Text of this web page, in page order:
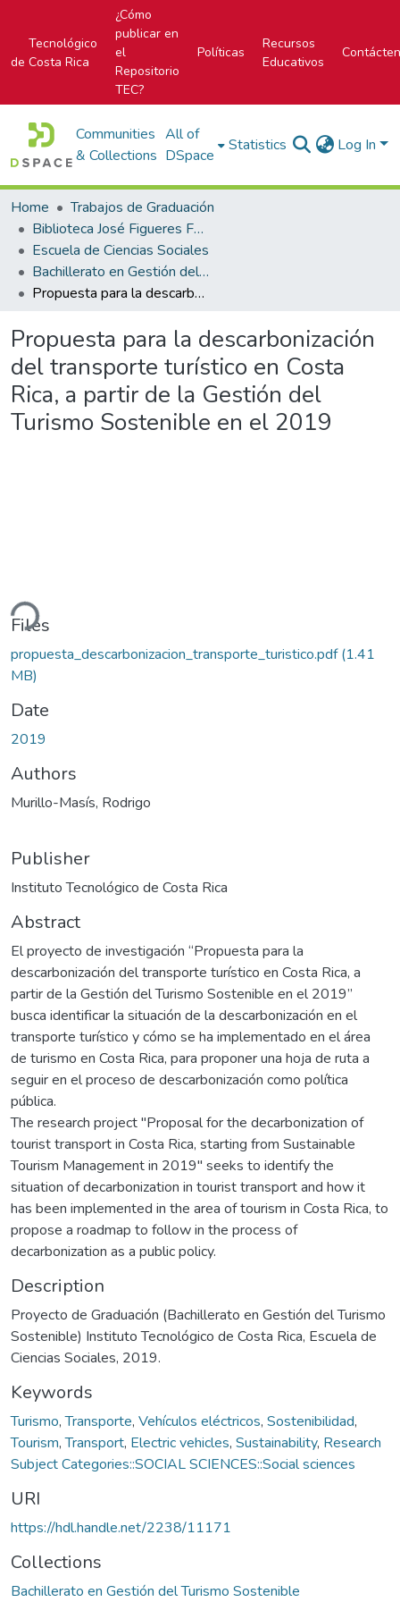
Tecnológico
de Costa Rica
¿Cómo
publicar en
el
Repositorio
TEC?
Políticas
Recursos
Educativos
Communities
& Collections
All of
DSpace
Statistics Log In
Home
Trabajos de Graduación
Biblioteca José Figueres Ferrer
Escuela de Ciencias Sociales
Bachillerato en Gestión del Turismo Sostenible
Propuesta para la descarbonización del transporte turístico en Costa Rica, a partir de la Gestión del Turismo Sostenible en el 2019
Propuesta para la descarbonización
del transporte turístico en Costa
Rica, a partir de la Gestión del
Turismo Sostenible en el 2019
Files
propuesta_descarbonizacion_transporte_turistico.pdf(1.41
MB)
Date
2019
Authors
Murillo-Masís, Rodrigo
Publisher
Instituto Tecnológico de Costa Rica
Abstract
El proyecto de investigación “Propuesta para la
descarbonización del transporte turístico en Costa Rica, a
partir de la Gestión del Turismo Sostenible en el 2019”
busca identificar la situación de la descarbonización en el
transporte turístico y cómo se ha implementado en el área
de turismo en Costa Rica, para proponer una hoja de ruta a
seguir en el proceso de descarbonización como política
pública.
The research project "Proposal for the decarbonization of
tourist transport in Costa Rica, starting from Sustainable
Tourism Management in 2019" seeks to identify the
situation of decarbonization in tourist transport and how it
has been implemented in the area of tourism in Costa Rica, to
propose a roadmap to follow in the process of
decarbonization as a public policy.
Description
Proyecto de Graduación (Bachillerato en Gestión del Turismo
Sostenible) Instituto Tecnológico de Costa Rica, Escuela de
Ciencias Sociales, 2019.
Keywords
Turismo,Transporte, Vehículos eléctricos, Sostenibilidad,
Tourism,Transport, Electric vehicles, Sustainability, Research
Subject Categories::SOCIAL SCIENCES::Social sciences
URI
https://hdl.handle.net/2238/11171
Collections
Bachillerato en Gestión del Turismo Sostenible